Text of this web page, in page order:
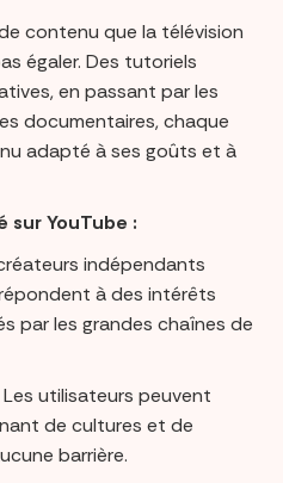
contenu que la télévision
égaler. Des tutoriels
en passant par les
documentaires, chaque
adapté à ses goûts et à
sur YouTube :
indépendants
à des intérêts
par les grandes chaînes de
Les utilisateurs peuvent
de cultures et de
barrière.